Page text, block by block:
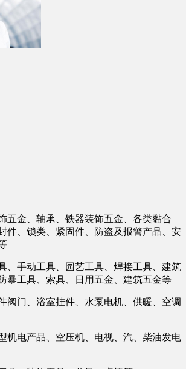
五金、轴承、铁器装饰五金、各类黏合
件、锁类、紧固件、防盗及报警产品、安
、手动工具、园艺工具、焊接工具、建筑
暴工具、索具、日用五金、建筑五金等
阀门、浴室挂件、水泵电机、供暖、空调
机电产品、空压机、电视、汽、柴油发电